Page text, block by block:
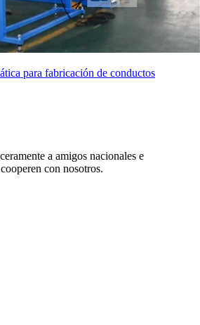
para fabricación de conductos
a amigos nacionales e
con nosotros.